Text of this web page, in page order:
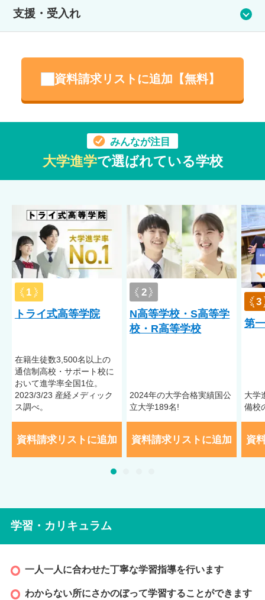
さんです。
支援・受入れ
不登校／アスペルガー症候群（AS）／自閉症スペクトラム
（ASD）／注意欠陥多動性障害（ADHD）／学習障害（LD）／
起立性調節障害／うつ病
生徒の学習に大きな影響のないことを条件としています。
詳しくは個別相談をご活用ください。受入実績は、受入れを確
定するものではありません。症状によって異なりますので、詳
しくは学校へお問い合わせください。
資料請求リストに追加【無料】
みんなが注目
大学進学で選ばれている学校
1
トライ式高等学院
在籍⽣徒数3,500名以上の
通信制⾼校・サポート校に
おいて進学率全国1位。
2023/3/23 産経メディック
ス調べ。
資料請求リストに追加
2
N高等学校・S高等学
校・R高等学校
2024年の大学合格実績国公
立大学189名!
資料請求リストに追加
3
第
大学
備校
資
学習・カリキュラム
一人一人に合わせた丁寧な学習指導を行います
わからない所にさかのぼって学習することができます